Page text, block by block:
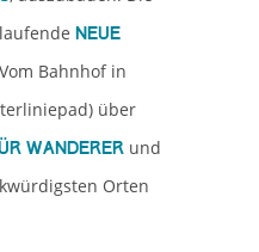
Neue
Bahnhof in
über
Wandererund
Orten